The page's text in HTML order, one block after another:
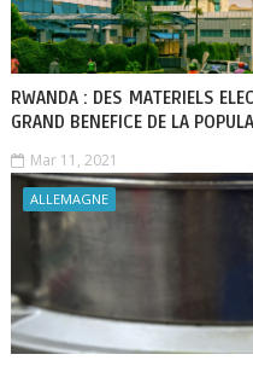
RWANDA : DES MATERIELS
GRAND BENEFICE DE LA
Mar 11, 2021
ALLEMAGNE